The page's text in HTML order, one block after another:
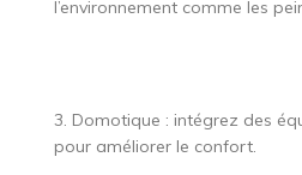
l’environnement comme les
3. Domotique : intégrez des
pour améliorer le confort.